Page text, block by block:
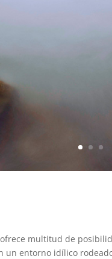
multitud de
entorno idílico